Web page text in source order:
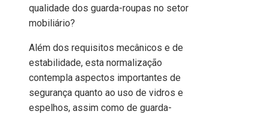
Além dos requisitos mecânicos e de
estabilidade, esta normalização
contempla aspectos importantes de
segurança quanto ao uso de vidros e
espelhos, assim como de guarda-